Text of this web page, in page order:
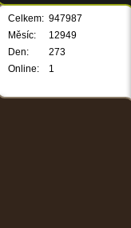
Online: 1
Celkem: 947987
Měsíc:
12949
Den:
273